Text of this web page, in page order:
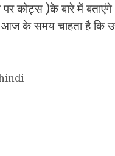
पर कोट्स )के बारे में
आज के समय चाहता है कि